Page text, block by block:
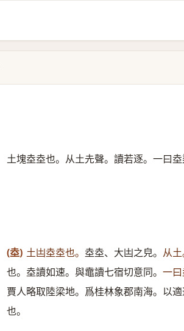
土塊坴坴也。从土圥聲。讀若逐。一曰
(坴) 土凷坴坴也。 坴坴、大凷之皃。 从土
也。坴讀如速。與鼀讀七宿切意同。 一曰
賈人略取陸梁地。爲桂林象郡南海。以
也。